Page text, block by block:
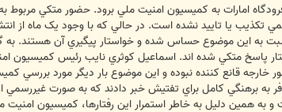
امارات به کميسيون امنيت ملي برود. حضور متکي مربوط
يا تاييد نشده است. در حالي که با وجود يک ماه از
به اين موضوع حساس شده و خواستار پيگيري آن هستند. به
پاسخ متکي شده اند. اسماعيل کوثري نايب رئيس کميسيون
خارجه قانع کننده نبوده و اين موضوع بار ديگر مورد
برهنگي کامل براي تفتيش خبر دادند که به صورت غيررسمي
همين دليل به خاطر استمرار اين رفتارها، کميسيون امنيت